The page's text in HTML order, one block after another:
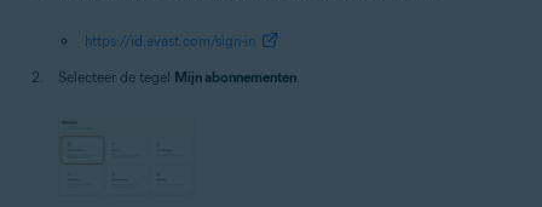
https://id.avast.com/sign-in
Selecteer de tegel Mijn abonnementen.